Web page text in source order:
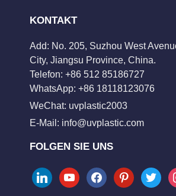
KONTAKT
Add: No. 205, Suzhou West
City, Jiangsu Province, China.
Telefon: +86 512 85186727
WhatsApp: +86 18118123076
WeChat: uvplastic2003
E-Mail: info@uvplastic.com
FOLGEN SIE UNS
linkedinyoutubefacebookpinteresttwitter